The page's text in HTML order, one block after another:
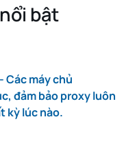
bật
Các máy chủ
đảm bảo proxy luôn
kỳ lúc nào.